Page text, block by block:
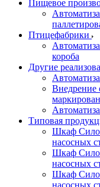
Пищевое
Птицефабрики
короба
Другие
Внедрение
Типовая
Шкаф
насосных
Шкаф
насосных
Шкаф
насосных